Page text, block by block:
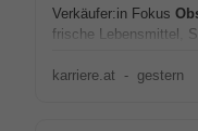
Verkäufer:in Fokus
frische Lebensmittel,
karriere.at - gestern